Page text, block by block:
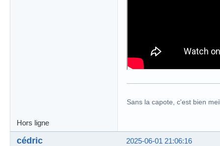
Sans la capote, c'est bien
Hors ligne
2025-06-01 21:06:16
cédric